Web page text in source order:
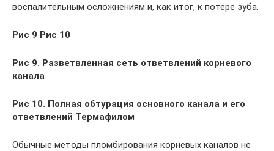
воспалительным осложнениям и, как итог, к потере зуба.
Рис 9 Рис 10
Рис 9. Разветвленная сеть ответвлений корневого
канала
Рис 10. Полная обтурация основного канала и его
ответвлений Термафилом
Обычные методы пломбирования корневых каналов не